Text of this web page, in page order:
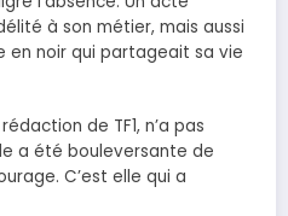
à son métier, mais aussi
en noir qui partageait sa vie
de TF1, n’a pas
a été bouleversante de
C’est elle qui a